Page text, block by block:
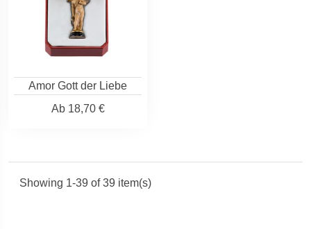
Amor Gott der Liebe
Ab18,70 €
Showing 1-39 of 39 item(s)